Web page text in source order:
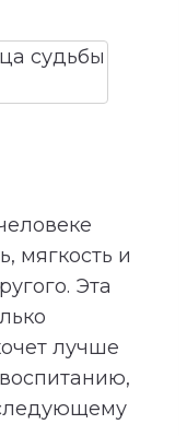
мягкость и
Эта
лучше